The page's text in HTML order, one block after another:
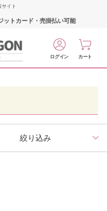
イト
ットカード・売掛払い可能
ログイン カート
絞り込み